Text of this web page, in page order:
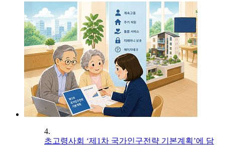
4.
초고령사회 ‘제1차 국가인구전략 기본계획’에 담